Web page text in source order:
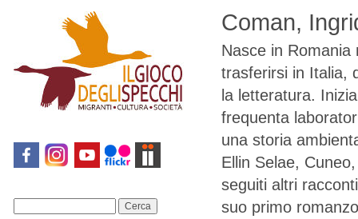
Coman,
Nasce in
trasferirsi in Italia,
la letteratura.
frequenta
una storia
Ellin Selae,
seguiti altri
suo primo